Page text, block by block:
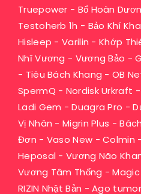
Truepower - Bổ Hoàn
Testoherb 1h - Bảo Khí
Hisleep -Varilin -Khớp
Nhĩ Vương - Vương Bảo -
- Tiêu Bách Khang -OB
SpermQ - Nordisk Urkraft
Ladi Gem -Duagra Pro -
Vị Nhân -Migrin Plus -
Đơn - Vaso New -Colmin -
Heposal -Vương Não
Vương Tâm Thống -Magic
RIZIN Nhật Bản -Ago tumor